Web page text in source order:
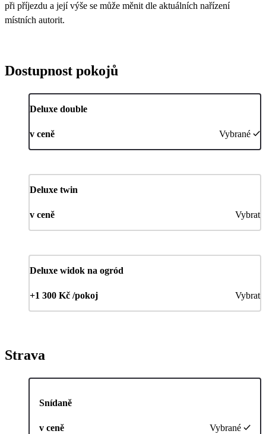
při příjezdu a její výše se může měnit dle aktuálních nařízení
místních autorit.
Dostupnost pokojů
Deluxe double
v ceně Vybrané
Deluxe twin
v ceně Vybrat
Deluxe widok na ogród
+1 300 Kč /pokoj Vybrat
Strava
Snídaně
v ceně Vybrané